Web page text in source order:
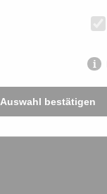
Auswahl bestätigen